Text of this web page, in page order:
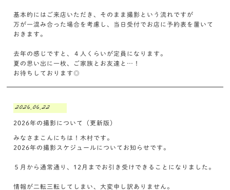
基本的にはご来店いただき、そのまま撮影という流れですが
万が一混み合った場合を考慮し、当日受付でお店に予約表を置いて
おきます。
去年の感じですと、４人くらいが定員になります。
夏の思い出に一枚、ご家族とお友達と…！
お待ちしております◎
2026.06.22
2026年の撮影について（更新版）
みなさまこんにちは！木村です。
2026年の撮影スケジュールについてお知らせです。
５月から通常通り、12月までお引き受けできることになりました。
情報が二転三転してしまい、大変申し訳ありません。